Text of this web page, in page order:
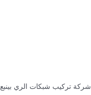
شركة تركيب شبكات الري بينبع